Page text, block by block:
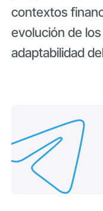
contextos
evolución de
adaptabilidad